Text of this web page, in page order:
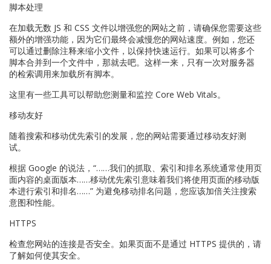
脚本处理
在加载无数 JS 和 CSS 文件以增强您的网站之前，请确保您需要这些
额外的增强功能，因为它们最终会减慢您的网站速度。例如，您还
可以通过删除注释来缩小文件，以保持快速运行。如果可以将多个
脚本合并到一个文件中，那就去吧。这样一来，只有一次对服务器
的检索调用来加载所有脚本。
这里有一些工具可以帮助您测量和监控 Core Web Vitals。
移动友好
随着搜索和移动优先索引的发展，您的网站需要通过移动友好测
试。
根据 Google 的说法，“……我们的抓取、索引和排名系统通常使用页
面内容的桌面版本……移动优先索引意味着我们将使用页面的移动版
本进行索引和排名……” 为避免移动排名问题，您应该加倍关注搜索
意图和性能。
HTTPS
检查您网站的连接是否安全。如果页面不是通过 HTTPS 提供的，请
了解如何使其安全。